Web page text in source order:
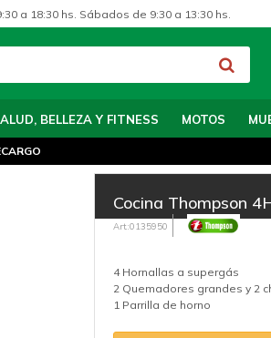
BELLEZA Y FITNESS MOTOS
a 18:30 hs. Sábados de 9:30 a 13:30 hs.
Cocina Thompson
0135950
4 Hornallas a supergás
2 Quemadores grandes y 2
1 Parrilla de horno